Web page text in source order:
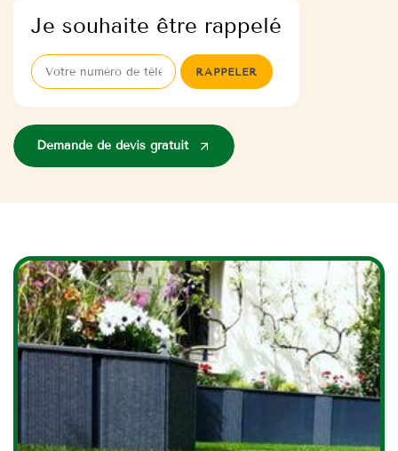
Je souhaite être rappelé
Demande de devis gratuit